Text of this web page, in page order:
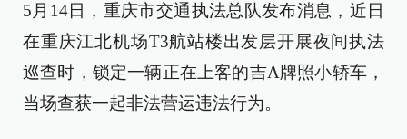
5月14日，重庆市交通执法总队发布消息，近日
在重庆江北机场T3航站楼出发层开展夜间执法
巡查时，锁定一辆正在上客的吉A牌照小轿车，
当场查获一起非法营运违法行为。